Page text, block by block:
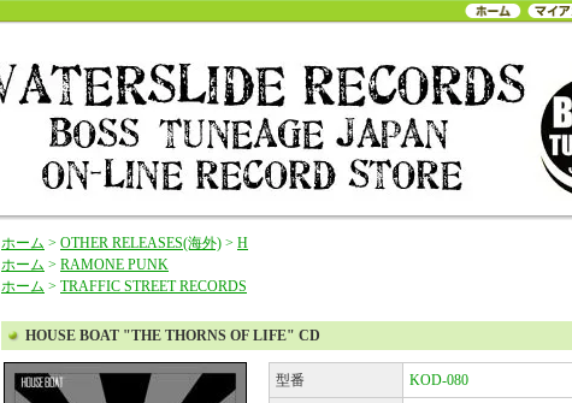
ホーム > OTHER RELEASES(海外) > H
ホーム > RAMONE PUNK
ホーム > TRAFFIC STREET RECORDS
HOUSE BOAT "THE THORNS OF LIFE" CD
型番 KOD-080